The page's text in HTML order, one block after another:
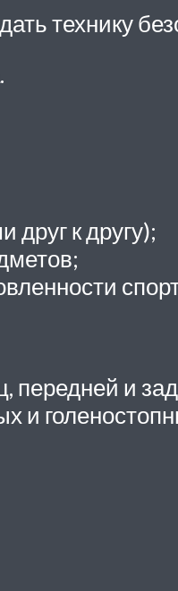
технику
к другу);
и
и